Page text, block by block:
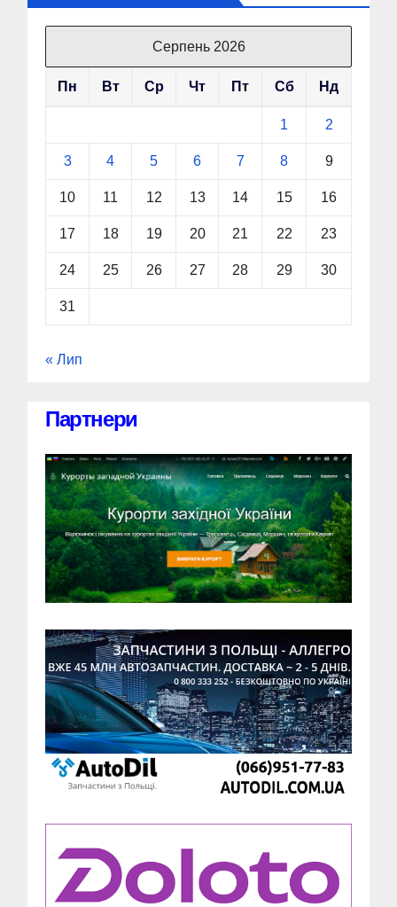
Серпень 2026
Пн Вт Ср Чт Пт Сб Нд
1 2
3 4 5 6 7 8 9
10 11 12 13 14 15 16
17 18 19 20 21 22 23
24 25 26 27 28 29 30
31
« Лип
Партнери